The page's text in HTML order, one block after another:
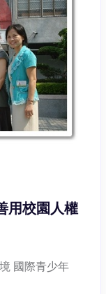
用校園人權
國際青少年